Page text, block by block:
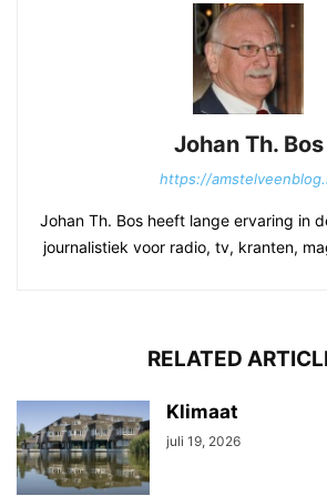
Johan Th. Bos
https://
Johan Th. Bos heeft lange ervaring in
journalistiek voor radio, tv, kranten,
RELATED
Klimaat
juli 19, 2026